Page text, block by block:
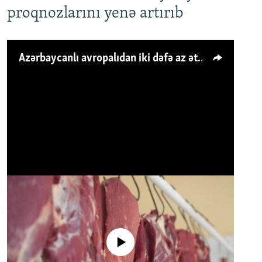
proqnozlarını yenə artırıb
Azərbaycanlı avropalıdan iki dəfə az ət yeyir, amma... 'Qiymət artımı qaçılmazdır'
No media source currently available